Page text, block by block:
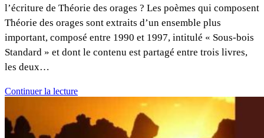
l’écriture de Théorie des orages ? Les poèmes qui composent
Théorie des orages sont extraits d’un ensemble plus
important, composé entre 1990 et 1997, intitulé « Sous-bois
Standard » et dont le contenu est partagé entre trois livres,
les deux…
Continuer la lecture